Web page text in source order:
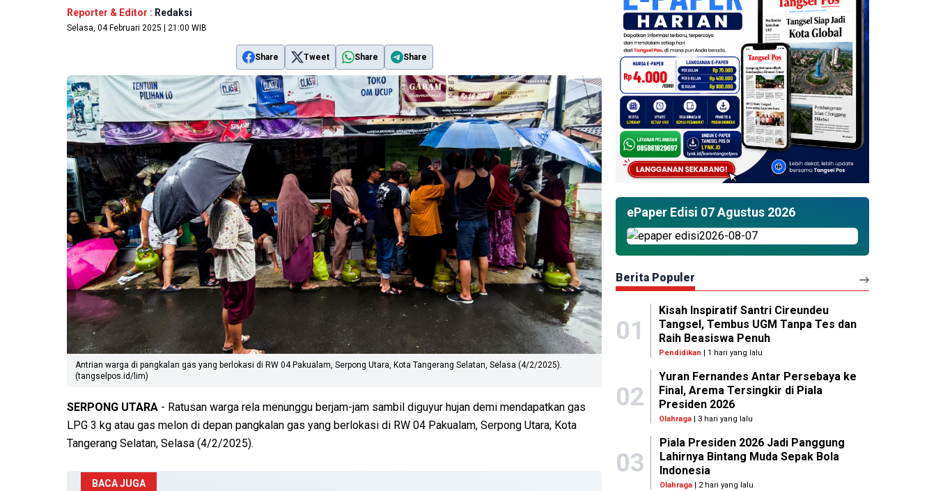
Reporter & Editor : Redaksi
Selasa, 04 Februari 2025 | 21:00 WIB
Share Tweet Share Share
Antrian warga di pangkalan gas yang berlokasi di RW 04 Pakualam, Serpong Utara, Kota Tangerang Selatan, Selasa (4/2/2025).
(tangselpos.id/lim)
SERPONG UTARA - Ratusan warga rela menunggu berjam-jam sambil diguyur hujan demi mendapatkan gas
LPG 3 kg atau gas melon di depan pangkalan gas yang berlokasi di RW 04 Pakualam, Serpong Utara, Kota
Tangerang Selatan, Selasa (4/2/2025).
BACA JUGA
ePaper Edisi 07 Agustus 2026
Berita Populer
01
Kisah Inspiratif Santri Cireundeu
Tangsel, Tembus UGM Tanpa Tes dan
Raih Beasiswa Penuh
Pendidikan | 1 hari yang lalu
02
Yuran Fernandes Antar Persebaya ke
Final, Arema Tersingkir di Piala
Presiden 2026
Olahraga | 3 hari yang lalu
03
Piala Presiden 2026 Jadi Panggung
Lahirnya Bintang Muda Sepak Bola
Indonesia
Olahraga| 2 hari yang lalu